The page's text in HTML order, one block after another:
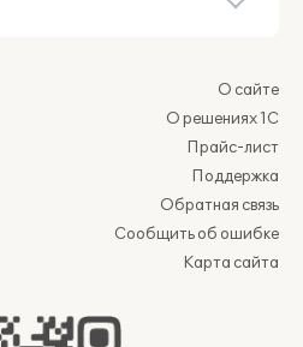
О сайте
О решениях 1С
Прайс-лист
Поддержка
Обратная связь
Сообщить об ошибке
Карта сайта